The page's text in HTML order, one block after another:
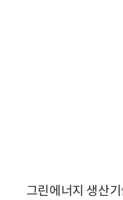
그린에너지 생산기